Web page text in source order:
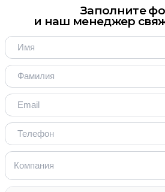
Заполните
и наш менеджер